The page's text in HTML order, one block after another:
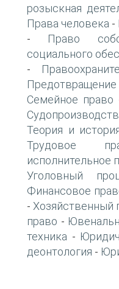
розыскная
Права человека -
- Право
социального
-
Предотвращение
Семейное право
Теория и
Трудовое
исполнительное
Уголовный
Финансовое
- Хозяйственный
право -
техника -
деонтология -